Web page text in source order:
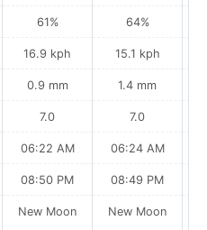
61%
16.9 kph
0.9 mm
7.0
06:22 AM
08:50 PM
New Moon
64%
15.1 kph
1.4 mm
7.0
06:24 AM
08:49 PM
New Moon